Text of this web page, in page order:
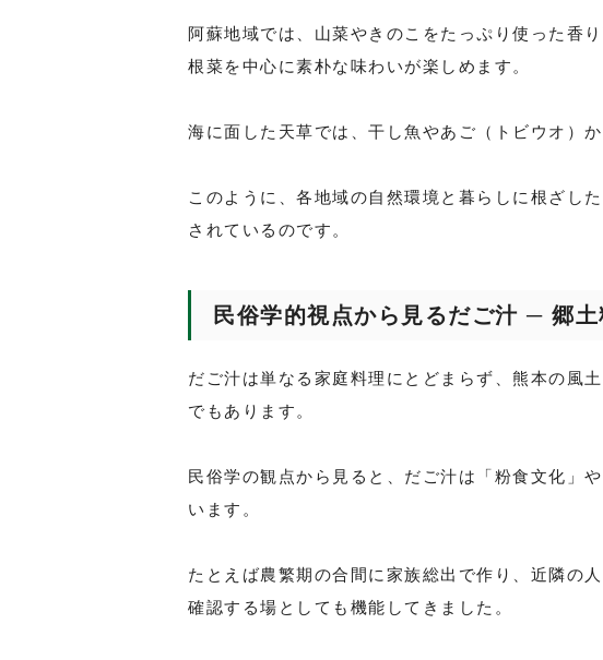
阿蘇地域では、山菜やきのこをたっぷり使った香
根菜を中心に素朴な味わいが楽しめます。
海に面した天草では、干し魚やあご（トビウオ）
このように、各地域の自然環境と暮らしに根ざし
されているのです。
民俗学的視点から見るだご汁 ─ 郷
だご汁は単なる家庭料理にとどまらず、熊本の風
でもあります。
民俗学の観点から見ると、だご汁は「粉食文化」
います。
たとえば農繁期の合間に家族総出で作り、近隣の
確認する場としても機能してきました。